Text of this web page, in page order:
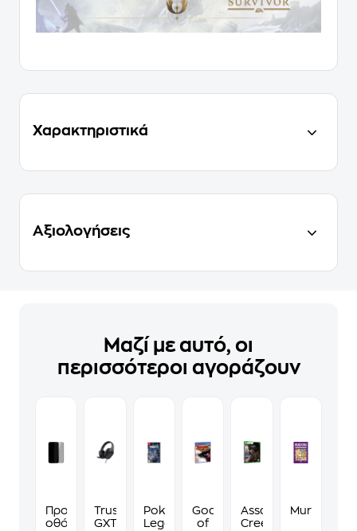
Χαρακτηριστικά
Αξιολογήσεις
Μαζί με αυτό, οι
περισσότεροι αγοράζουν
Προστατευτικό
οθόνης
Trust
GXT
Pokemon
Legends:
God
of
Assassin's
Creed
Murdoku